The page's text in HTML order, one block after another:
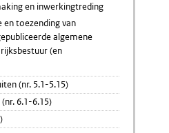
en inwerkingtreding
en toezending van
algemene
(en
(nr. 5.1-5.15)
6.1-6.15)